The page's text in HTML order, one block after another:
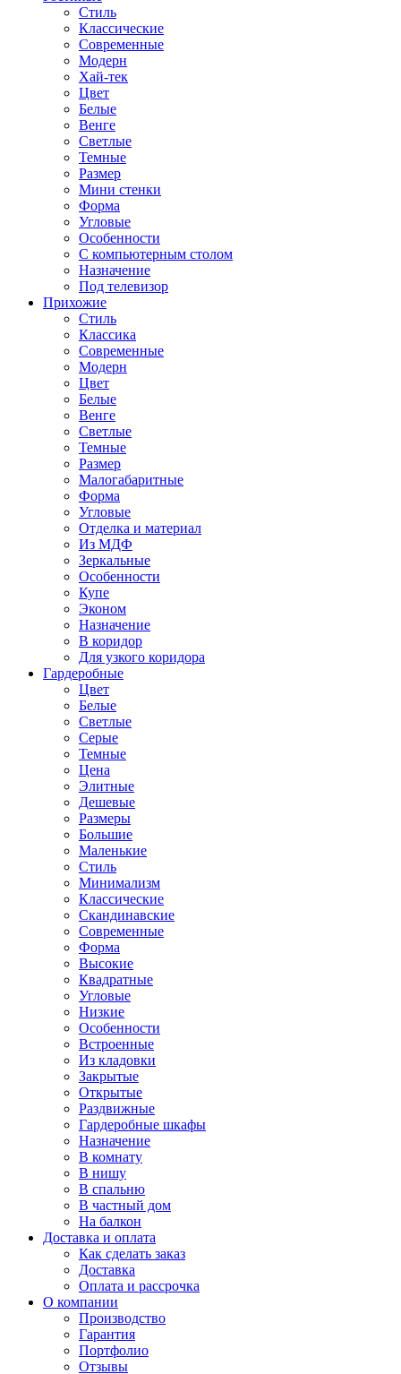
Стиль
Классические
Современные
Модерн
Хай-тек
Цвет
Белые
Венге
Светлые
Темные
Размер
Мини стенки
Форма
Угловые
Особенности
С компьютерным столом
Назначение
Под телевизор
Прихожие
Стиль
Классика
Современные
Модерн
Цвет
Белые
Венге
Светлые
Темные
Размер
Малогабаритные
Форма
Угловые
Отделка и материал
Из МДФ
Зеркальные
Особенности
Купе
Эконом
Назначение
В коридор
Для узкого коридора
Гардеробные
Цвет
Белые
Светлые
Серые
Темные
Цена
Элитные
Дешевые
Размеры
Большие
Маленькие
Стиль
Минимализм
Классические
Скандинавские
Современные
Форма
Высокие
Квадратные
Угловые
Низкие
Особенности
Встроенные
Из кладовки
Закрытые
Открытые
Раздвижные
Гардеробные шкафы
Назначение
В комнату
В нишу
В спальню
В частный дом
На балкон
Доставка и оплата
Как сделать заказ
Доставка
Оплата и рассрочка
О компании
Производство
Гарантия
Портфолио
Отзывы